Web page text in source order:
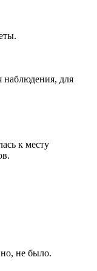
для
к месту
не было.